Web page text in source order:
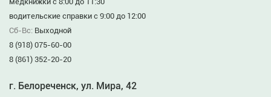
водительские справки с 9:00 до 12:00
Сб-Вс: Выходной
8 (918) 075-60-00
8 (861) 352-20-20
г. Белореченск, ул. Мира, 42